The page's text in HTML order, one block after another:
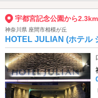
宇都宮記念公園から2.3km
神奈川県 座間市相模が丘
HOTEL JULIAN (ホテル